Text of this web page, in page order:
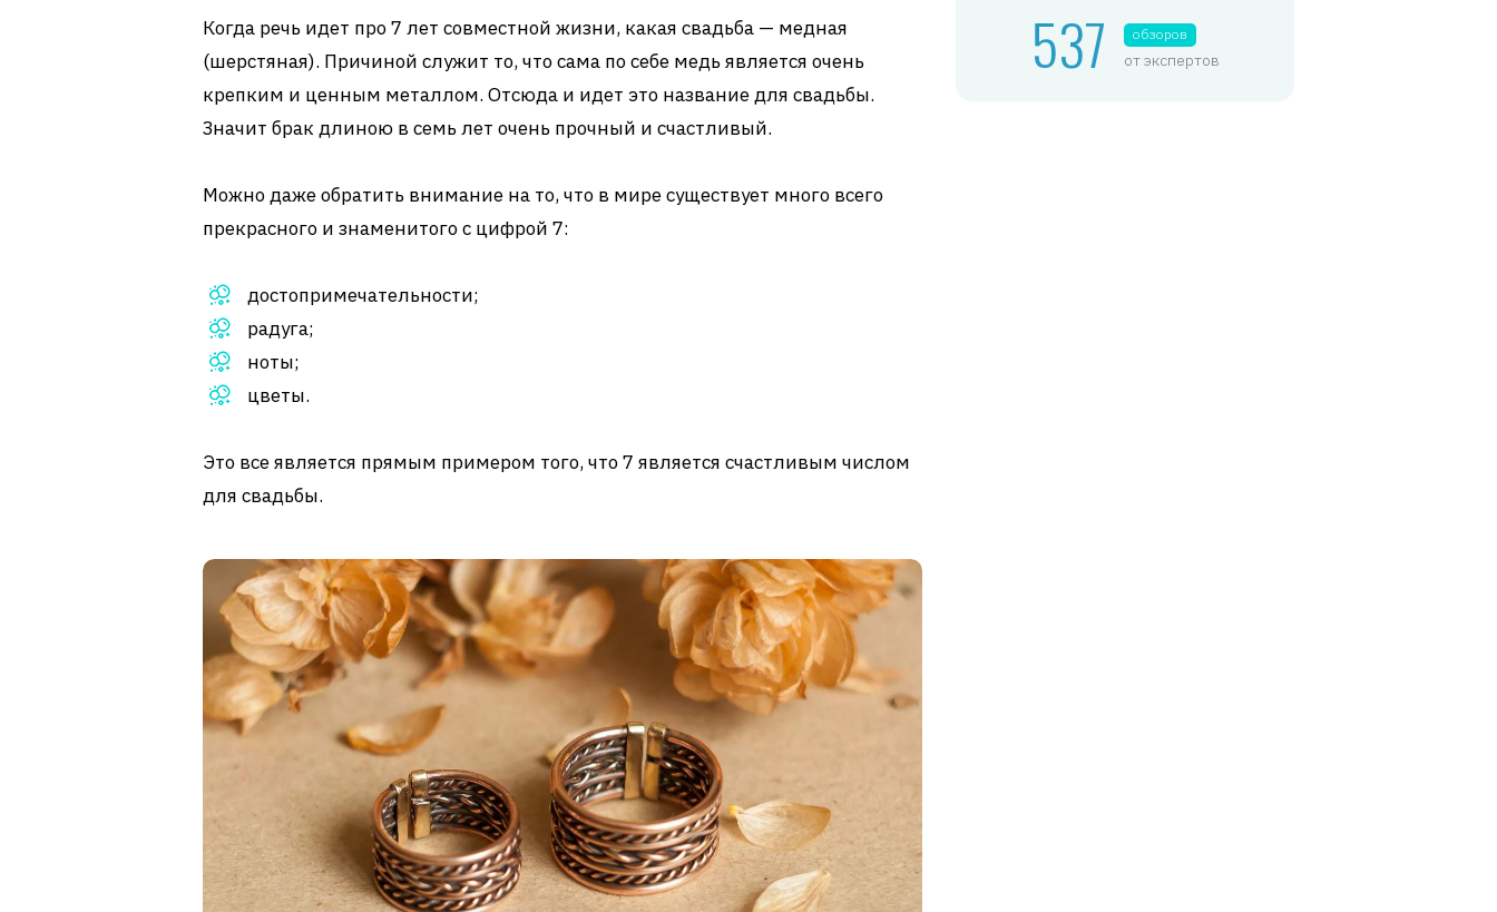
Когда речь идет про 7 лет совместной жизни, какая свадьба — медная
(шерстяная). Причиной служит то, что сама по себе медь является очень
крепким и ценным металлом. Отсюда и идет это название для свадьбы.
Значит брак длиною в семь лет очень прочный и счастливый.
Можно даже обратить внимание на то, что в мире существует много всего
прекрасного и знаменитого с цифрой 7:
достопримечательности;
радуга;
ноты;
цветы.
Это все является прямым примером того, что 7 является счастливым числом
для свадьбы.
537 обзоров
от экспертов